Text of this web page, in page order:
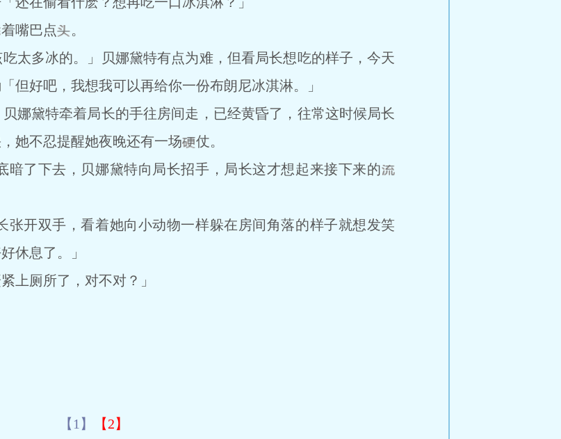
着嘴巴点
。
多冰的。」贝娜黛特有点为难，但看局长想吃的样子，今天
但好吧，我想我可以再给你一份布朗尼冰淇淋。」
黛特牵着局长的手往房间走，已经黄昏了，往常这时候局长
她不忍提醒她夜晚还有一场
仗。
了下去，贝娜黛特向局长招手，局长这才想起来接下来的
开双手，看着她向小动物一样躲在房间角落的样子就想发笑
休息了。」
上厕所了，对不对？」
【1】 【2】